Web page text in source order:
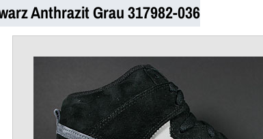
Anthrazit Grau 317982-036